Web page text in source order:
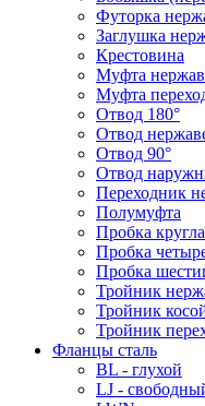
Футорка
Заглушка
Крестовина
Муфта
Муфта
Отвод 180°
Отвод
Отвод 90°
Отвод
Переходник
Полумуфта
Пробка
Пробка
Пробка
Тройник
Тройник
Тройник
Фланцы сталь
BL - глухой
LJ -